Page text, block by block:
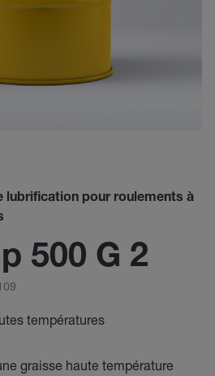
lubrification pour roulements à
500 G 2
températures
graisse haute température